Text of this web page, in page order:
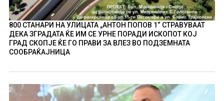
800 СТАНАРИ НА УЛИЦАТА „АНТОН ПОПОВ 1“ СТРАВУВААТ
ДЕКА ЗГРАДАТА ЌЕ ИМ СЕ УРНЕ ПОРАДИ ИСКОПОТ КОЈ
ГРАД СКОПЈЕ ЌЕ ГО ПРАВИ ЗА ВЛЕЗ ВО ПОДЗЕМНАТА
СООБРАЌАЈНИЦА